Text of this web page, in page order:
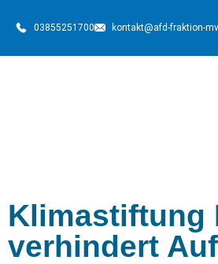
03855251700 kontakt@afd-fraktion-
Klimastiftung
verhindert